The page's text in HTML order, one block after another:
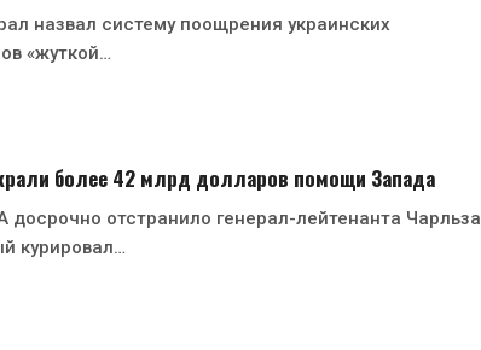
назвал систему поощрения украинских
«жуткой…
более 42 млрд долларов помощи Запада
отстранило генерал-лейтенанта Чарльза
курировал…